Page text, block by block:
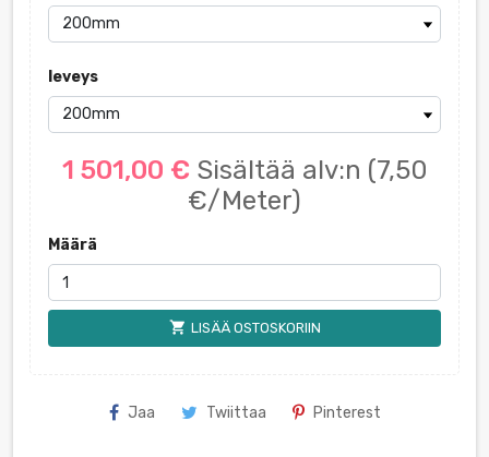
leveys
1 501,00 € Sisältää alv:n (7,50
€/Meter)
Määrä
shopping_cart LISÄÄ OSTOSKORIIN
Jaa Twiittaa Pinterest